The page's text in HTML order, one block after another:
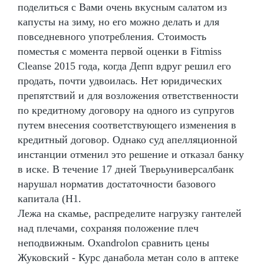
поделиться с Вами очень вкусным салатом из
капусты на зиму, но его можно делать и для
повседневного употребления. Стоимость
поместья с момента первой оценки в Fitmiss
Cleanse 2015 года, когда Депп вдруг решил его
продать, почти удвоилась. Нет юридических
препятствий и для возложения ответственности
по кредитному договору на одного из супругов
путем внесения соответствующего изменения в
кредитный договор. Однако суд апелляционной
инстанции отменил это решение и отказал банку
в иске. В течение 17 дней Тверьуниверсалбанк
нарушал норматив достаточности базового
капитала (Н1.
Лежа на скамье, распределите нагрузку гантелей
над плечами, сохраняя положение плеч
неподвижным. Oxandrolon сравнить цены
Жуковский - Курс данабола метан соло в аптеке